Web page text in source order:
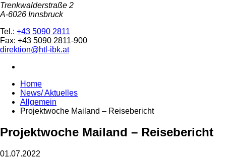
Trenkwalderstraße 2
A-6026 Innsbruck
Tel.: +43 5090 2811
Fax: +43 5090 2811-900
direktion@htl-ibk.at
Home
News/ Aktuelles
Allgemein
Projektwoche Mailand – Reisebericht
Projektwoche Mailand – Reisebericht
01.07.2022